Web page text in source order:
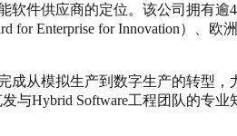
软件供应商的定位。该公司拥有
Enterprise for Innovation）、欧
成从模拟生产到数字生产的转型
与Hybrid Software工程团队的专